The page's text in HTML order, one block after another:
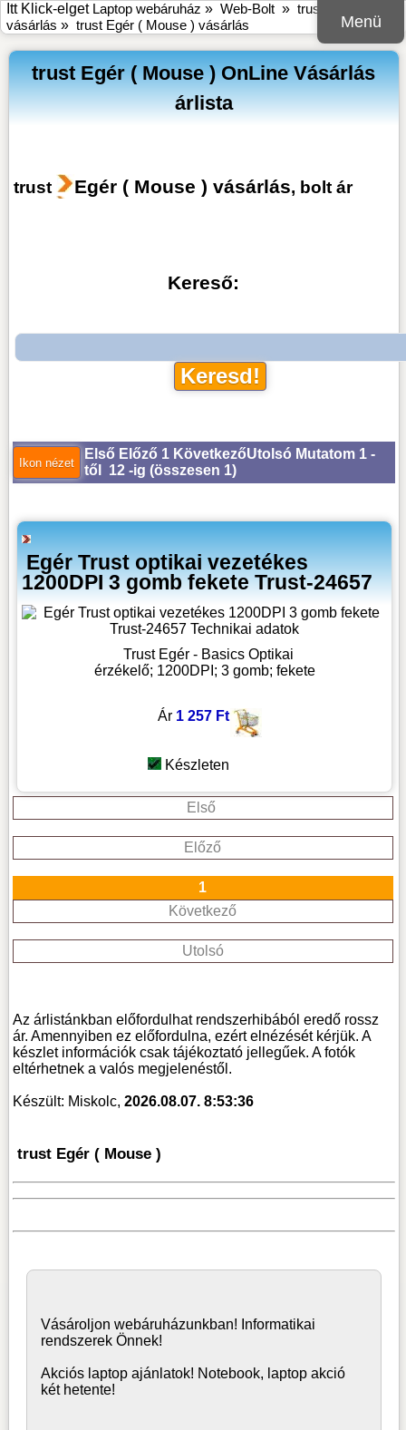
Menü
Itt Klick-elget Laptop webáruház » Web-Bolt » trust online bolt
vásárlás » trust Egér ( Mouse ) vásárlás
trust Egér ( Mouse ) OnLine Vásárlás
árlista
trust Egér ( Mouse ) vásárlás, bolt ár
Kereső:
Első Előző 1 KövetkezőUtolsó Mutatom 1 -
től 12 -ig (összesen 1)
Egér Trust optikai vezetékes
1200DPI 3 gomb fekete Trust-24657
Trust Egér - Basics Optikai
érzékelő; 1200DPI; 3 gomb; fekete
Ár 1 257 Ft
Készleten
Első
Előző
1
Következő
Utolsó
Az árlistánkban előfordulhat rendszerhibából eredő rossz
ár. Amennyiben ez előfordulna, ezért elnézését kérjük. A
készlet információk csak tájékoztató jellegűek. A fotók
eltérhetnek a valós megjelenéstől.
Készült: Miskolc,2026.08.07. 8:53:36
trust Egér ( Mouse )
Vásároljonwebáruházunkban! Informatikai
rendszerek Önnek!
Akciós laptop ajánlatok! Notebook, laptop akció
két hetente!